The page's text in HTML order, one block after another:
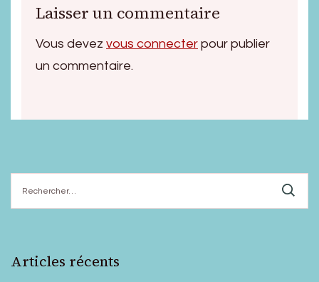
Laisser un commentaire
Vous devez vous connecter pour publier
un commentaire.
Articles récents